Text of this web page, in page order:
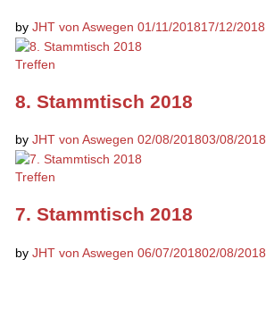
by JHT von Aswegen 01/11/201817/12/2018
Treffen
8. Stammtisch 2018
by JHT von Aswegen 02/08/201803/08/2018
Treffen
7. Stammtisch 2018
by JHT von Aswegen 06/07/201802/08/2018